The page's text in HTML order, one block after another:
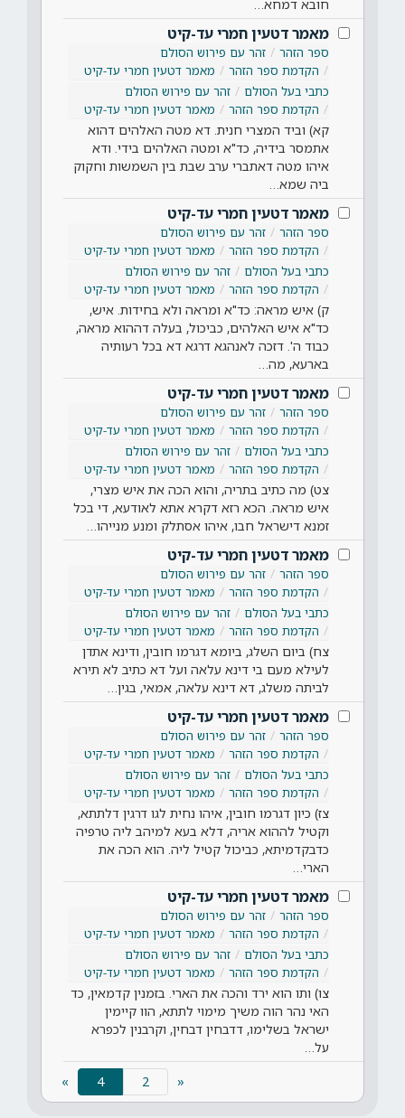
חובא דמחא…
מאמר דטעין חמרי עד-קיט
ספר הזהר
זהר עם פירוש הסולם
הקדמת ספר הזהר
מאמר דטעין חמרי עד-קיט
כתבי בעל הסולם
זהר עם פירוש הסולם
הקדמת ספר הזהר
מאמר דטעין חמרי עד-קיט
קא) וביד המצרי חנית. דא מטה האלהים דהוא
אתמסר בידיה, כד"א ומטה האלהים בידי. ודא
איהו מטה דאתברי ערב שבת בין השמשות וחקוק
ביה שמא…
מאמר דטעין חמרי עד-קיט
ספר הזהר
זהר עם פירוש הסולם
הקדמת ספר הזהר
מאמר דטעין חמרי עד-קיט
כתבי בעל הסולם
זהר עם פירוש הסולם
הקדמת ספר הזהר
מאמר דטעין חמרי עד-קיט
ק) איש מראה: כד"א ומראה ולא בחידות. איש,
כד"א איש האלהים, כביכול, בעלה דההוא מראה,
כבוד ה'. דזכה לאנהגא דרגא דא בכל רעותיה
בארעא, מה…
מאמר דטעין חמרי עד-קיט
ספר הזהר
זהר עם פירוש הסולם
הקדמת ספר הזהר
מאמר דטעין חמרי עד-קיט
כתבי בעל הסולם
זהר עם פירוש הסולם
הקדמת ספר הזהר
מאמר דטעין חמרי עד-קיט
צט) מה כתיב בתריה, והוא הכה את איש מצרי,
איש מראה. הכא רזא דקרא אתא לאודעא, די בכל
זמנא דישראל חבו, איהו אסתלק ומנע מנייהו…
מאמר דטעין חמרי עד-קיט
ספר הזהר
זהר עם פירוש הסולם
הקדמת ספר הזהר
מאמר דטעין חמרי עד-קיט
כתבי בעל הסולם
זהר עם פירוש הסולם
הקדמת ספר הזהר
מאמר דטעין חמרי עד-קיט
צח) ביום השלג, ביומא דגרמו חובין, ודינא אתדן
לעילא מעם בי דינא עלאה ועל דא כתיב לא תירא
לביתה משלג, דא דינא עלאה, אמאי, בגין…
מאמר דטעין חמרי עד-קיט
ספר הזהר
זהר עם פירוש הסולם
הקדמת ספר הזהר
מאמר דטעין חמרי עד-קיט
כתבי בעל הסולם
זהר עם פירוש הסולם
הקדמת ספר הזהר
מאמר דטעין חמרי עד-קיט
צז) כיון דגרמו חובין, איהו נחית לגו דרגין דלתתא,
וקטיל לההוא אריה, דלא בעא למיהב ליה טרפיה
כדבקדמיתא, כביכול קטיל ליה. הוא הכה את
הארי…
מאמר דטעין חמרי עד-קיט
ספר הזהר
זהר עם פירוש הסולם
הקדמת ספר הזהר
מאמר דטעין חמרי עד-קיט
כתבי בעל הסולם
זהר עם פירוש הסולם
הקדמת ספר הזהר
מאמר דטעין חמרי עד-קיט
צו) ותו הוא ירד והכה את הארי. בזמנין קדמאין, כד
האי נהר הוה משיך מימוי לתתא, הוו קיימין
ישראל בשלימו, דדבחין דבחין, וקרבנין לכפרא
על…
«
4
»